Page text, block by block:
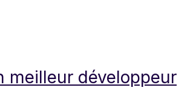
meilleur développeur